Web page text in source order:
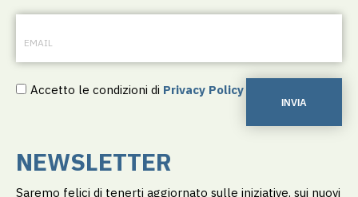
Accetto le condizioni di Privacy Policy
INVIA
NEWSLETTER
Saremo felici di tenerti aggiornato sulle iniziative, sui nuovi